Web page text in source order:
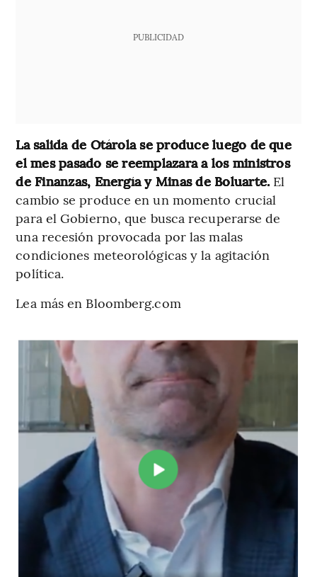
PUBLICIDAD
La salida de Otárola se produce luego de que
el mes pasado se reemplazara a los ministros
de Finanzas, Energía y Minas de Boluarte. El
cambio se produce en un momento crucial
para el Gobierno, que busca recuperarse de
una recesión provocada por las malas
condiciones meteorológicas y la agitación
política.
Lea más en Bloomberg.com